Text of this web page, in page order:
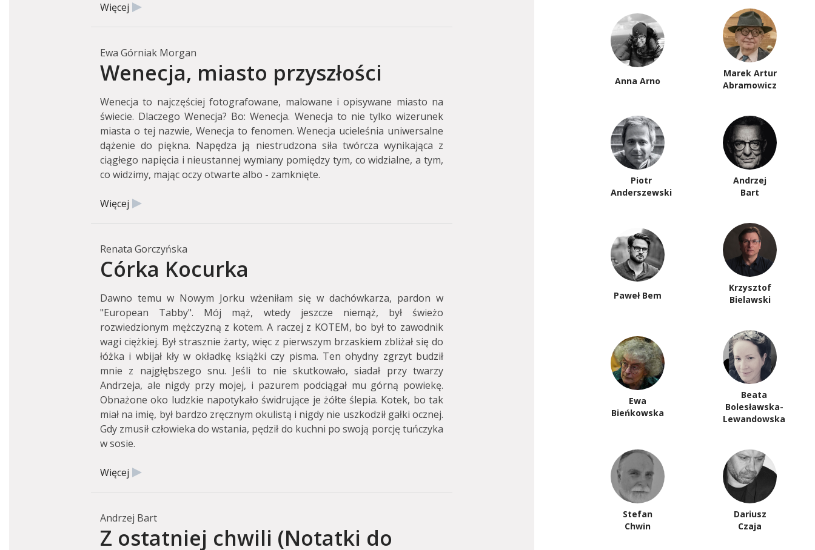
Więcej
Ewa Górniak Morgan
Wenecja, miasto przyszłości
Wenecja to najczęściej fotografowane, malowane i opisywane miasto na
świecie. Dlaczego Wenecja? Bo: Wenecja. Wenecja to nie tylko wizerunek
miasta o tej nazwie, Wenecja to fenomen. Wenecja ucieleśnia uniwersalne
dążenie do piękna. Napędza ją niestrudzona siła twórcza wynikająca z
ciągłego napięcia i nieustannej wymiany pomiędzy tym, co widzialne, a tym,
co widzimy, mając oczy otwarte albo - zamknięte.
Więcej
Renata Gorczyńska
Córka Kocurka
Dawno temu w Nowym Jorku wżeniłam się w dachówkarza, pardon w
"European Tabby". Mój mąż, wtedy jeszcze niemąż, był świeżo
rozwiedzionym mężczyzną z kotem. A raczej z KOTEM, bo był to zawodnik
wagi ciężkiej. Był strasznie żarty, więc z pierwszym brzaskiem zbliżał się do
łóżka i wbijał kły w okładkę książki czy pisma. Ten ohydny zgrzyt budził
mnie z najgłębszego snu. Jeśli to nie skutkowało, siadał przy twarzy
Andrzeja, ale nigdy przy mojej, i pazurem podciągał mu górną powiekę.
Obnażone oko ludzkie napotykało świdrujące je żółte ślepia. Kotek, bo tak
miał na imię, był bardzo zręcznym okulistą i nigdy nie uszkodził gałki ocznej.
Gdy zmusił człowieka do wstania, pędził do kuchni po swoją porcję tuńczyka
w sosie.
Więcej
Andrzej Bart
Z ostatniej chwili (Notatki do
Anna Arno
Marek Artur
Abramowicz
Piotr
Anderszewski
Andrzej
Bart
Paweł Bem
Krzysztof
Bielawski
Ewa
Bieńkowska
Beata
Bolesławska-
Lewandowska
Stefan
Chwin
Dariusz
Czaja